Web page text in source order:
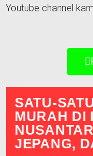
Youtube channel
SATU-
MURAH DI
JEPANG,